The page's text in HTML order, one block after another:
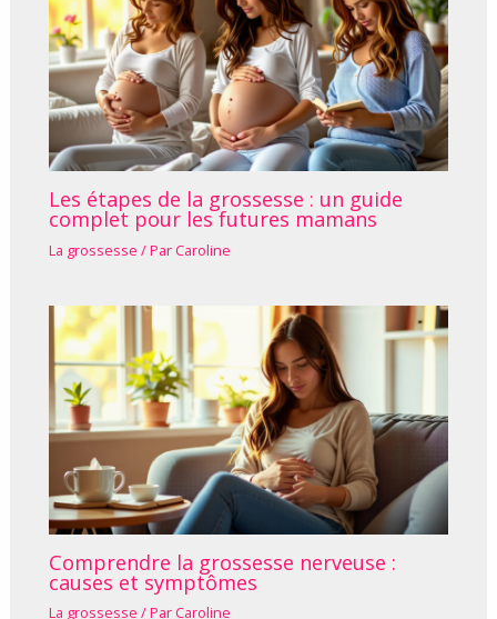
Les étapes de la grossesse : un guide
complet pour les futures mamans
La grossesse / ParCaroline
Comprendre la grossesse nerveuse :
causes et symptômes
La grossesse / ParCaroline